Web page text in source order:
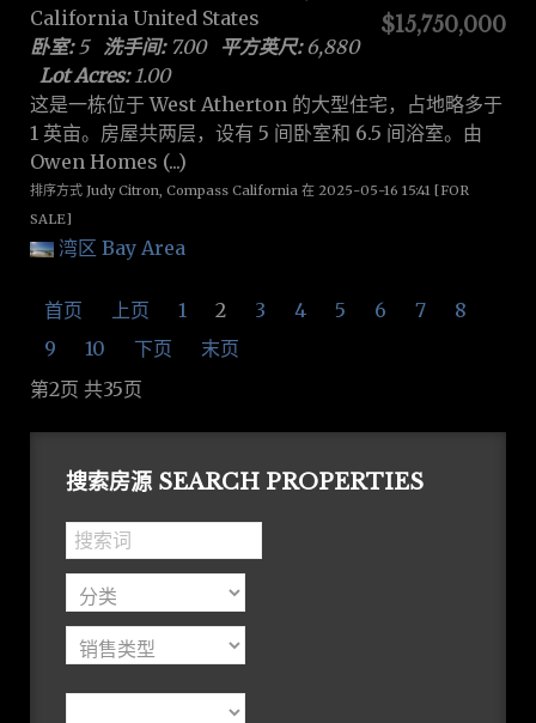
$15,750,000
California United States
卧室:5 洗手间:7.00 平方英尺:6,880
Lot Acres:1.00
这是一栋位于 West Atherton 的大型住宅，占地略多于
1 英亩。房屋共两层，设有 5 间卧室和 6.5 间浴室。由
Owen Homes (...)
排序方式 Judy Citron, Compass California 在 2025-05-16 15:41 [FOR
SALE]
湾区 Bay Area
首页 上页 1 2 3 4 5 6 7
8
9
10 下页
末页
第2页 共35页
搜索房源 SEARCH PROPERTIES